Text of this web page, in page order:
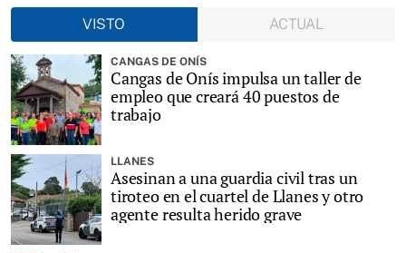
VISTO
ACTUAL
CANGAS DE ONÍS
Cangas de Onís impulsa un taller de
empleo que creará 40 puestos de
trabajo
LLANES
Asesinan a una guardia civil tras un
tiroteo en el cuartel de Llanes y otro
agente resulta herido grave